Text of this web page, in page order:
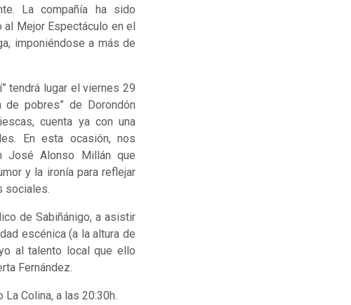
La compañía ha sido
al Mejor Espectáculo en el
imponiéndose a más de
tendrá lugar el viernes 29
pobres” de Dorondón
cuenta ya con una
En esta ocasión, nos
José Alonso Millán que
y la ironía para reflejar
sociales.
de Sabiñánigo, a asistir
escénica (a la altura de
al talento local que ello
Fernández.
Colina, a las 20:30h.